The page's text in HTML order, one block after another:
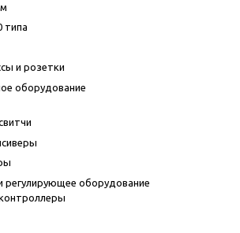
типа
и розетки
оборудование
регулирующее оборудование